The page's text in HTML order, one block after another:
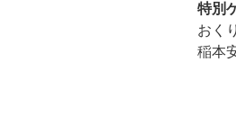
特別
おく
稲本